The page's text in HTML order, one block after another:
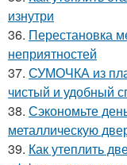
изнутри
36. Перестановка
неприятностей
37. СУМОЧКА из
чистый и удобный
38. Сэкономьте
металлическую
39. Как утеплить